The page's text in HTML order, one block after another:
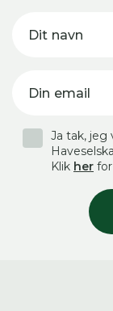
Dit navn
Din email
Ja tak, jeg
Klik her